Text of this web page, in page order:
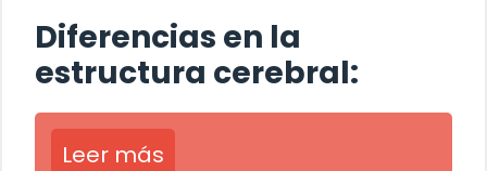
Diferencias en la
estructura cerebral:
Leer más